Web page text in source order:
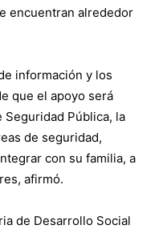
encuentran alrededor
información y los
que el apoyo será
Seguridad Pública, la
de seguridad,
con su familia, a
afirmó.
de Desarrollo Social